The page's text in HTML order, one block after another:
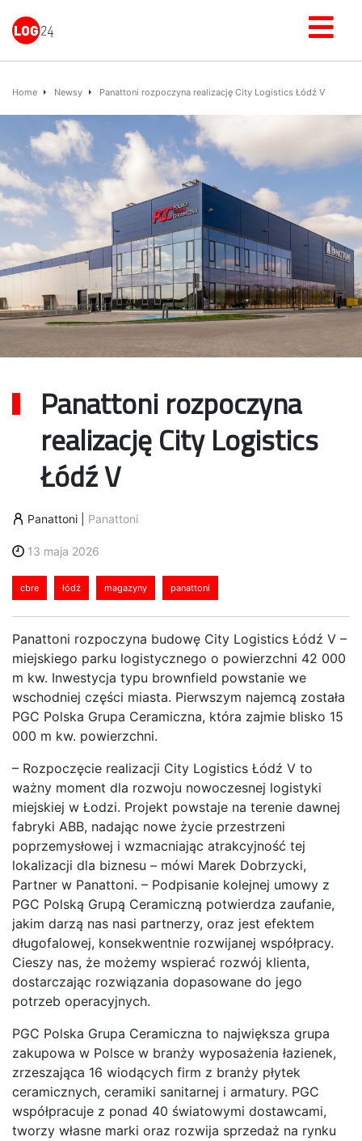
Home Newsy Panattoni rozpoczyna realizację City Logistics Łódź V
Panattoni rozpoczyna
realizację City Logistics
Łódź V
Panattoni Panattoni
13 maja 2026
cbre łódź magazyny panattoni
Panattoni rozpoczyna budowę City Logistics Łódź V –
miejskiego parku logistycznego o powierzchni 42 000
m kw. Inwestycja typu brownfield powstanie we
wschodniej części miasta. Pierwszym najemcą została
PGC Polska Grupa Ceramiczna, która zajmie blisko 15
000 m kw. powierzchni.
– Rozpoczęcie realizacji City Logistics Łódź V to
ważny moment dla rozwoju nowoczesnej logistyki
miejskiej w Łodzi. Projekt powstaje na terenie dawnej
fabryki ABB, nadając nowe życie przestrzeni
poprzemysłowej i wzmacniając atrakcyjność tej
lokalizacji dla biznesu – mówi Marek Dobrzycki,
Partner w Panattoni. – Podpisanie kolejnej umowy z
PGC Polską Grupą Ceramiczną potwierdza zaufanie,
jakim darzą nas nasi partnerzy, oraz jest efektem
długofalowej, konsekwentnie rozwijanej współpracy.
Cieszy nas, że możemy wspierać rozwój klienta,
dostarczając rozwiązania dopasowane do jego
potrzeb operacyjnych.
PGC Polska Grupa Ceramiczna to największa grupa
zakupowa w Polsce w branży wyposażenia łazienek,
zrzeszająca 16 wiodących firm z branży płytek
ceramicznych, ceramiki sanitarnej i armatury. PGC
współpracuje z ponad 40 światowymi dostawcami,
tworzy własne marki oraz rozwija sprzedaż na rynku